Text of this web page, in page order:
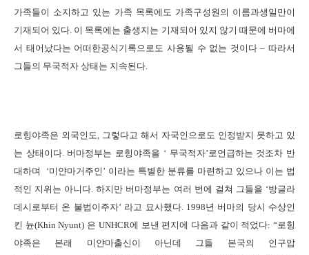
가족들이 소지하고 있는 가족 목록에도 가족구성원의 이름과생일만이
기재되어 있다. 이 목록에는 출생지는 기재되어 있지 않기 때문에 버마에
서 태어났다는 어떠한공식기록으로도 사용될 수 없는 것이다– 따라서
그들의 무국적자 상태는 지속된다.
로힝야족은 외국인도, 그렇다고 해서 자국인으로도 인정받지 못하고 있
는 상태이다. 버마정부는 로힝야족을 ‘ 무국적자’로언급하는 것조차 반
대하며
‘미얀마거주인 ’ 이라는 특별한 분류를 마련하고 있으나 이는 법
적인 지위는 아니다.하지만 버마정부는 여러 번에 걸쳐 그들을 ‘방글라
데시로부터 온 불법이주자’ 라고 묘사했다. 1998년 버마의 당시 수상인
킨 뉸(Khin Nyunt) 은 UNHCR에 보낸 편지에 다음과 같이 적었다: “로힝
야족은 본래 미얀마출신이 아닌데 그들 본국의 인구압